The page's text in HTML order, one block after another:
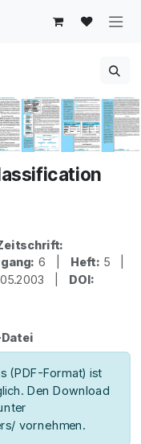
6 | Heft: 5 |
| DOI:
(PDF-Format) ist
Den Download
vornehmen.